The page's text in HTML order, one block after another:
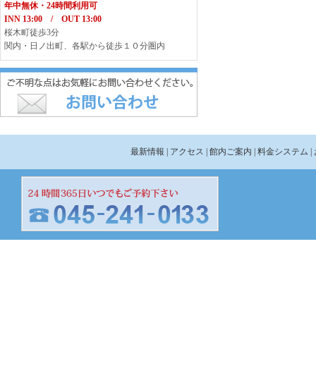
年中無休・24時間利用可
INN 13:00 / OUT 13:00
桜木町徒歩3分
関内・日ノ出町、各駅から徒歩１０分圏内
最新情報 | アクセス | 館内ご案内 | 料金システム